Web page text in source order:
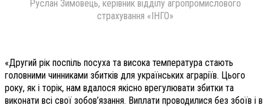
Руслан Зимовець, керівник відділу агропромислового
страхування «ІНГО»
«Другий рік поспіль посуха та висока температура стають
головними чинниками збитків для українських аграріїв. Цього
року, як і торік, нам вдалося якісно врегулювати збитки та
виконати всі свої зобов’язання. Виплати проводилися без збоїв і в